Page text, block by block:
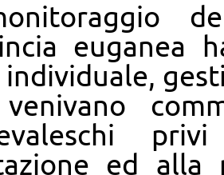
euganea
ed alla